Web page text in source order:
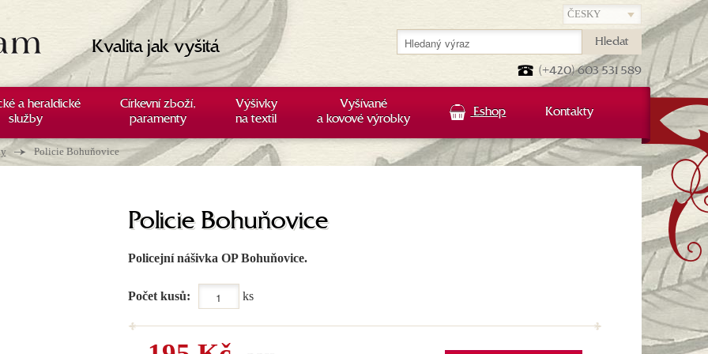
Kvalita jak vyšitá
→ Policie Bohuňovice
Policie Bohuňovice
Policejní nášivka OP Bohuňovice.
Počet kusů: ks
a heraldické
služby
Církevní zboží,
paramenty
Výšivky
na textil
Vyšívané
a kovové výrobky
Eshop Kontakty
(+420) 603 531 589
Hledat